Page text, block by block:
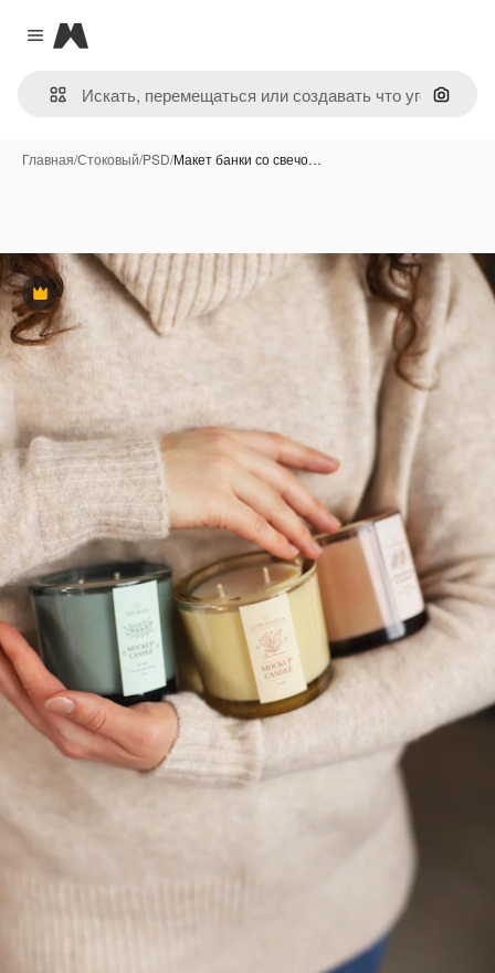
Close menu
Magnific
Поиск
Главная/Стоковый/PSD/Макет банки со свечо…
Премиум